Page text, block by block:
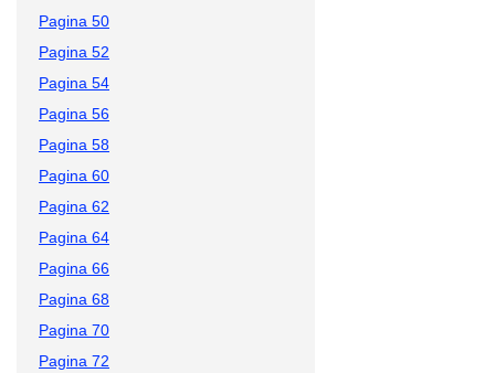
Pagina 50
Pagina 52
Pagina 54
Pagina 56
Pagina 58
Pagina 60
Pagina 62
Pagina 64
Pagina 66
Pagina 68
Pagina 70
Pagina 72